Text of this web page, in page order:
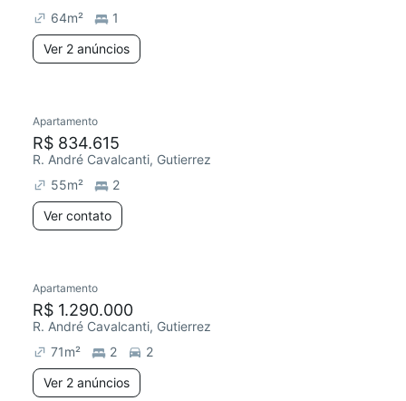
64m²
1
Ver 2 anúncios
Apartamento
R$ 834.615
R. André Cavalcanti, Gutierrez
55m²
2
Ver contato
Apartamento
R$ 1.290.000
R. André Cavalcanti, Gutierrez
71m² 2
2
Ver 2 anúncios